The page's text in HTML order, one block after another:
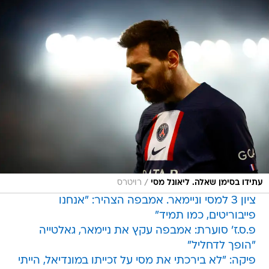
עתידו בסימן שאלה. ליאונל מסי / רויטרס
ציון 3 למסי וניימאר. אמבפה הצהיר: "אנחנו
פייבוריטים, כמו תמיד"
פ.ס.ז' סוערת: אמבפה עקץ את ניימאר, גאלטייה
"הופך לדחליל"
פיקה: "לא בירכתי את מסי על זכייתו במונדיאל, הייתי